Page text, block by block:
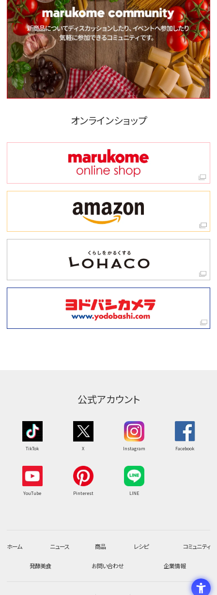
オンラインショップ
公式アカウント
TikTok X Instagram Facebook
YouTube Pinterest LINE
ホーム ニュース 商品 レシピ コミュニティ
発酵美食 お問い合わせ 企業情報